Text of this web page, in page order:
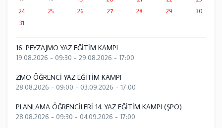
24
25 26 27 28 29
30
31
16. PEYZAJMO YAZ EĞİTİM KAMPI
19.08.2026 - 09:30 - 29.08.2026 - 17:00
ZMO ÖĞRENCİ YAZ EĞİTİM KAMPI
28.08.2026 - 09:00 - 03.09.2026 - 17:00
PLANLAMA ÖĞRENCİLERİ 14. YAZ EĞİTİM KAMPI (ŞPO)
28.08.2026 - 09:30 - 04.09.2026 - 17:00